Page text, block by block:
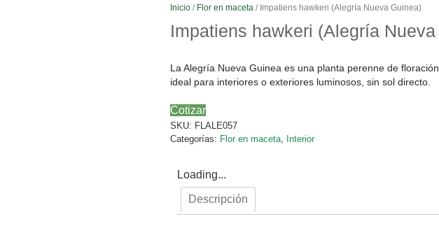
Inicio/ Flor en maceta/ Impatiens hawkeri (Alegría Nueva Guinea)
Impatiens hawkeri (Alegría
La Alegría Nueva Guinea es una planta perenne de
ideal para interiores o exteriores luminosos, sin sol directo.
Cotizar
SKU: FLALE057
Categorías: Flor en maceta, Interior
Loading...
Descripción